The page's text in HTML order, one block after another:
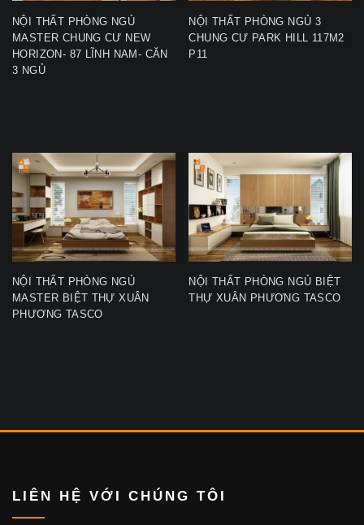
NỘI THẤT PHÒNG NGỦ
MASTER CHUNG CƯ NEW
HORIZON- 87 LĨNH NAM- CĂN
3 NGỦ
NỘI THẤT PHÒNG NGỦ 3
CHUNG CƯ PARK HILL 117M2
P11
NỘI THẤT PHÒNG NGỦ
MASTER BIỆT THỰ XUÂN
PHƯƠNG TASCO
NỘI THẤT PHÒNG NGỦ BIỆT
THỰ XUÂN PHƯƠNG TASCO
LIÊN HỆ VỚI CHÚNG TÔI